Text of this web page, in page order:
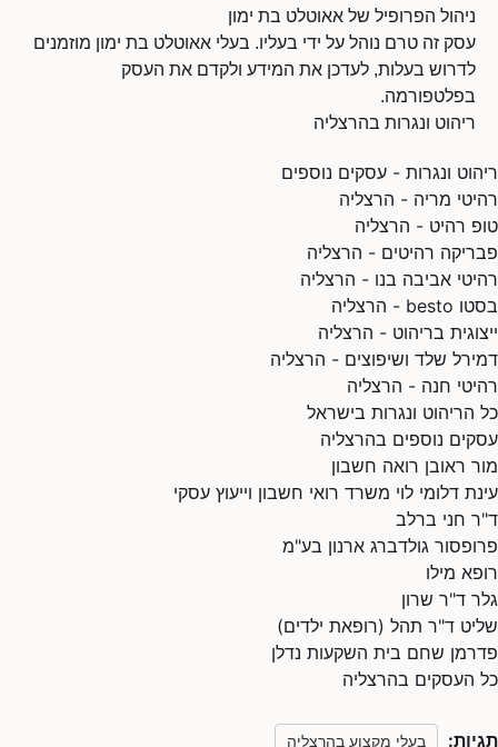
ניהול הפרופיל של אאוטלט בת ימון
עסק זה טרם נוהל על ידי בעליו. בעלי אאוטלט בת ימון מוזמנים
לדרוש בעלות, לעדכן את המידע ולקדם את העסק
בפלטפורמה.
ריהוט ונגרות בהרצליה
ריהוט ונגרות - עסקים נוספים
רהיטי מריה - הרצליה
טופ רהיט - הרצליה
פבריקה רהיטים - הרצליה
רהיטי אביבה בנו - הרצליה
בסטו besto - הרצליה
ייצוגית בריהוט - הרצליה
דמירל שלד ושיפוצים - הרצליה
רהיטי חנה - הרצליה
כל הריהוט ונגרות בישראל
עסקים נוספים בהרצליה
מור ראובן רואה חשבון
עינת דלומי לוי משרד רואי חשבון וייעוץ עסקי
ד"ר חני ברלב
פרופסור גולדברג ארנון בע"מ
רופא מילו
גלר ד"ר שרון
שליט ד"ר תהל (רופאת ילדים)
פדרמן שחם בית השקעות נדלן
כל העסקים בהרצליה
תגיות: בעלי מקצוע בהרצליה